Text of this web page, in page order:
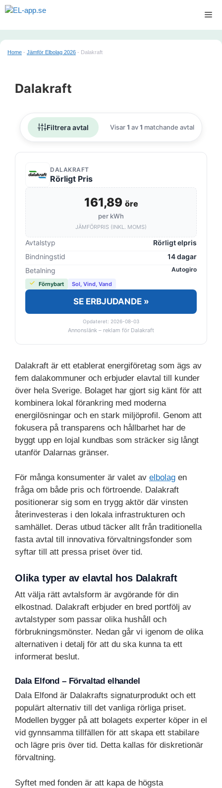
Hoppa
innehåll
Home - Jämför Elbolag 2026 - Dalakraft
Dalakraft
Filtrera avtal Visar1 av1 matchande avtal
DALAKRAFT
Rörligt Pris
161,89 öre
per kWh
JÄMFÖRPRIS (INKL. MOMS)
Avtalstyp
Rörligt elpris
Bindningstid
14 dagar
Betalning
Autogiro
Förnybart Sol, Vind, Vand
SE ERBJUDANDE »
Opdateret: 2026-08-03
Annonslänk – reklam för Dalakraft
Dalakraft är ett etablerat energiföretag som ägs av
fem dalakommuner och erbjuder elavtal till kunder
över hela Sverige. Bolaget har gjort sig känt för att
kombinera lokal förankring med moderna
energilösningar och en stark miljöprofil. Genom att
fokusera på transparens och hållbarhet har de
byggt upp en lojal kundbas som sträcker sig långt
utanför Dalarnas gränser.
För många konsumenter är valet av elbolag en
fråga om både pris och förtroende. Dalakraft
positionerar sig som en trygg aktör där vinsten
återinvesteras i den lokala infrastrukturen och
samhället. Deras utbud täcker allt från traditionella
fasta avtal till innovativa förvaltningsfonder som
syftar till att pressa priset över tid.
Olika typer av elavtal hos Dalakraft
Att välja rätt avtalsform är avgörande för din
elkostnad. Dalakraft erbjuder en bred portfölj av
avtalstyper som passar olika hushåll och
förbrukningsmönster. Nedan går vi igenom de olika
alternativen i detalj för att du ska kunna ta ett
informerat beslut.
Dala Elfond – Förvaltad elhandel
Dala Elfond är Dalakrafts signaturprodukt och ett
populärt alternativ till det vanliga rörliga priset.
Modellen bygger på att bolagets experter köper in el
vid gynnsamma tillfällen för att skapa ett stabilare
och lägre pris över tid. Detta kallas för diskretionär
förvaltning.
Syftet med fonden är att kapa de högsta